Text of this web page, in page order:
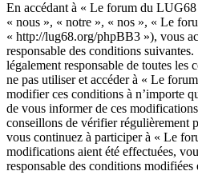
En accédant à « Le forum du LUG68
« nous », « notre », « nos », « Le
« http://lug68.org/phpBB3 »), vous
responsable des conditions suivantes.
légalement responsable de toutes les
ne pas utiliser et accéder à « Le
modifier ces conditions à n’importe
de vous informer de ces
conseillons de vérifier régulièrement
vous continuez à participer à « Le
modifications aient été effectuées,
responsable des conditions modifiées